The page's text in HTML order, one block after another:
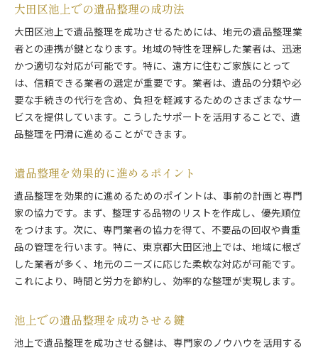
大田区池上での遺品整理の成功法
大田区池上で遺品整理を成功させるためには、地元の遺品整理業
者との連携が鍵となります。地域の特性を理解した業者は、迅速
かつ適切な対応が可能です。特に、遠方に住むご家族にとって
は、信頼できる業者の選定が重要です。業者は、遺品の分類や必
要な手続きの代行を含め、負担を軽減するためのさまざまなサー
ビスを提供しています。こうしたサポートを活用することで、遺
品整理を円滑に進めることができます。
遺品整理を効果的に進めるポイント
遺品整理を効果的に進めるためのポイントは、事前の計画と専門
家の協力です。まず、整理する品物のリストを作成し、優先順位
をつけます。次に、専門業者の協力を得て、不要品の回収や貴重
品の管理を行います。特に、東京都大田区池上では、地域に根ざ
した業者が多く、地元のニーズに応じた柔軟な対応が可能です。
これにより、時間と労力を節約し、効率的な整理が実現します。
池上での遺品整理を成功させる鍵
池上で遺品整理を成功させる鍵は、専門家のノウハウを活用する